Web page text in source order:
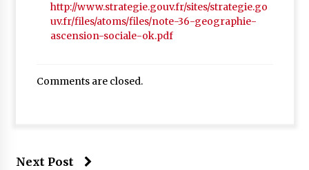
http://www.strategie.gouv.fr/sites/strategie.go
uv.fr/files/atoms/files/note-36-geographie-
ascension-sociale-ok.pdf
Comments are closed.
Next Post